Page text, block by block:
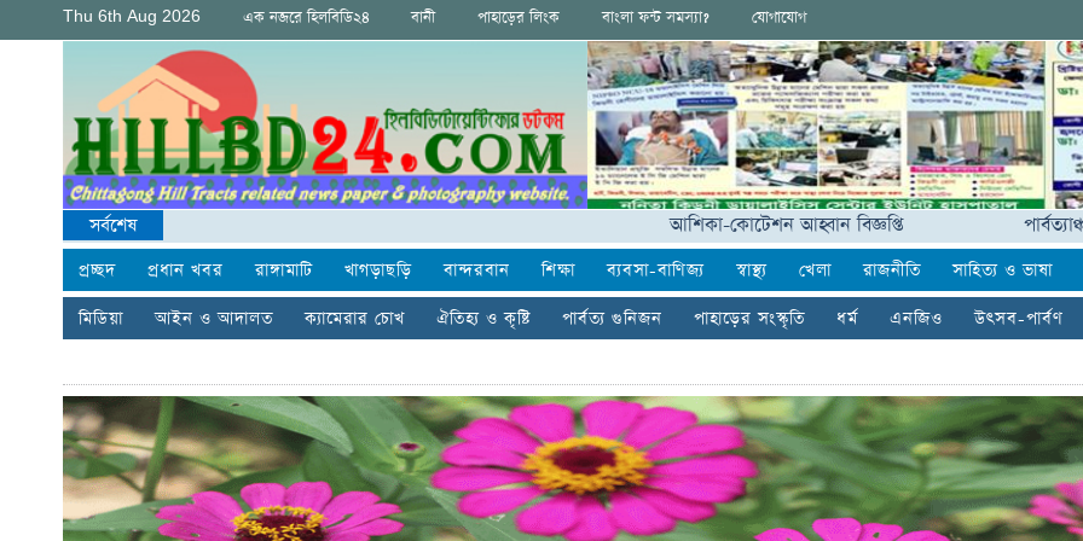
Thu 6th Aug 2026 এক নজরে হিলবিডি২৪ বানী পাহাড়ের লিংক বাংলা ফন্ট সমস্যা? যোগাযোগ
সর্বশেষ আশিকা-কোটেশন আহ্বান বিজ্ঞপ্তি পার্বত্যাঞ্চলের
প্রচ্ছদ প্রধান খবর রাঙ্গামাটি খাগড়াছড়ি বান্দরবান শিক্ষা ব্যবসা-বাণিজ্য স্বাস্থ্য খেলা রাজনীতি সাহিত্য ও ভাষা
মিডিয়া
আইন ও আদালত ক্যামেরার চোখ ঐতিহ্য ও কৃষ্টি পার্বত্য গুনিজন পাহাড়ের সংস্কৃতি ধর্ম এনজিও উৎসব-পার্বণ